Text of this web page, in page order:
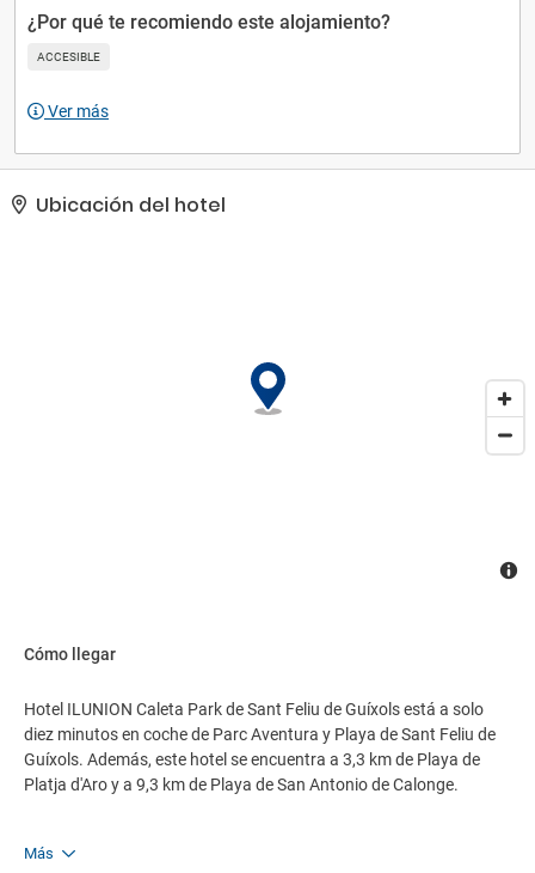
centro de negocios, tintorería y un servicio de recepción las 24
horas a tu disposición. ¿Estás organizando un evento en Sant
Feliu de Guíxols? En este hotel tienes a tu disposición 190 metros
reuniones. Hay un aparcamiento sin asistencia (de pago)
¿Por qué te recomiendo este alojamiento?
ACCESIBLE
Ver más
Ubicación del hotel
Cómo llegar
Hotel ILUNION Caleta Park de Sant Feliu de Guíxols está a solo
diez minutos en coche de Parc Aventura y Playa de Sant Feliu de
Guíxols. Además, este hotel se encuentra a 3,3 km de Playa de
Platja d'Aro y a 9,3 km de Playa de San Antonio de Calonge.
Más